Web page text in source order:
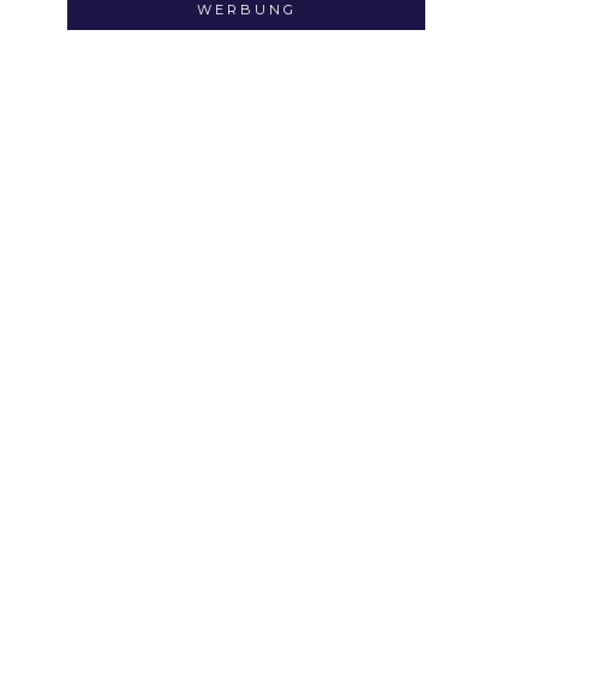
WERBUNG